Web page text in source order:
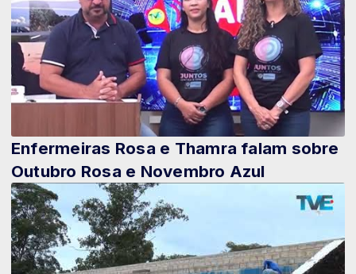
Enfermeiras Rosa e Thamra falam sobre
Outubro Rosa e Novembro Azul